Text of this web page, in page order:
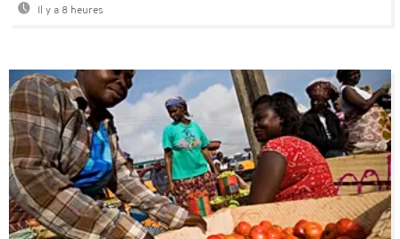
Il y a 8 heures